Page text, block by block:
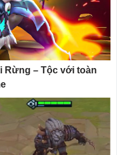
Rừng – Tộc với toàn